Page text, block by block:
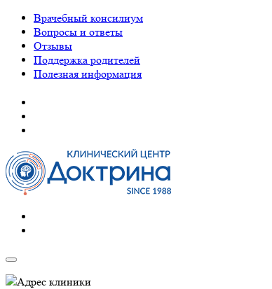
Врачебный консилиум
Вопросы и ответы
Отзывы
Поддержка родителей
Полезная информация
Адрес клиники